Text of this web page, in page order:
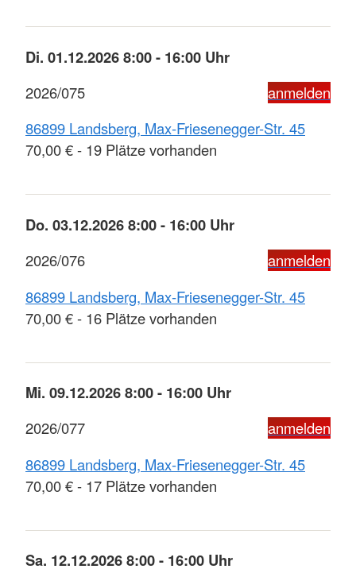
Di. 01.12.2026 8:00 - 16:00 Uhr
2026/075
anmelden
86899 Landsberg, Max-Friesenegger-Str. 45
70,00 € - 19 Plätze vorhanden
Do. 03.12.2026 8:00 - 16:00 Uhr
2026/076
anmelden
86899 Landsberg, Max-Friesenegger-Str. 45
70,00 € - 16 Plätze vorhanden
Mi. 09.12.2026 8:00 - 16:00 Uhr
2026/077
anmelden
86899 Landsberg, Max-Friesenegger-Str. 45
70,00 € - 17 Plätze vorhanden
Sa. 12.12.2026 8:00 - 16:00 Uhr